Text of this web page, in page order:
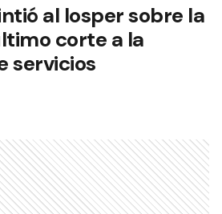
al Iosper sobre la
corte a la
servicios